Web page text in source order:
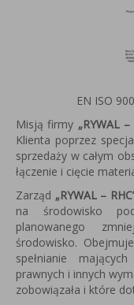
EN ISO
Misją firmy „RYWAL –
Klienta poprzez
sprzedaży w całym
łączenie i cięcie
Zarząd „RYWAL –
na środowisko
planowanego
środowisko.
spełnianie
prawnych i innych
zobowiązała i które